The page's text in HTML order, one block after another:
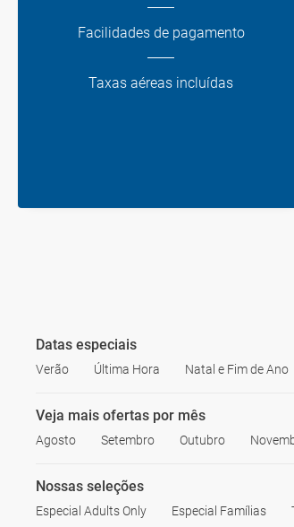
Facilidades de pagamento
Taxas aéreas incluídas
Datas especiais
Verão Última Hora Natal e Fim de Ano
Veja mais ofertas por mês
Agosto Setembro Outubro
Nossas seleções
Especial Adults Only Especial Famílias